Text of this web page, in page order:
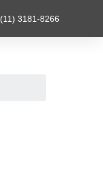
(11) 3181-8266